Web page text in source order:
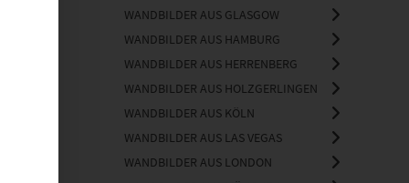
WANDBILDER AUS GLASGOW
WANDBILDER AUS HAMBURG
WANDBILDER AUS HERRENBERG
WANDBILDER AUS HOLZGERLINGEN
WANDBILDER AUS KÖLN
WANDBILDER AUS LAS VEGAS
WANDBILDER AUS LONDON